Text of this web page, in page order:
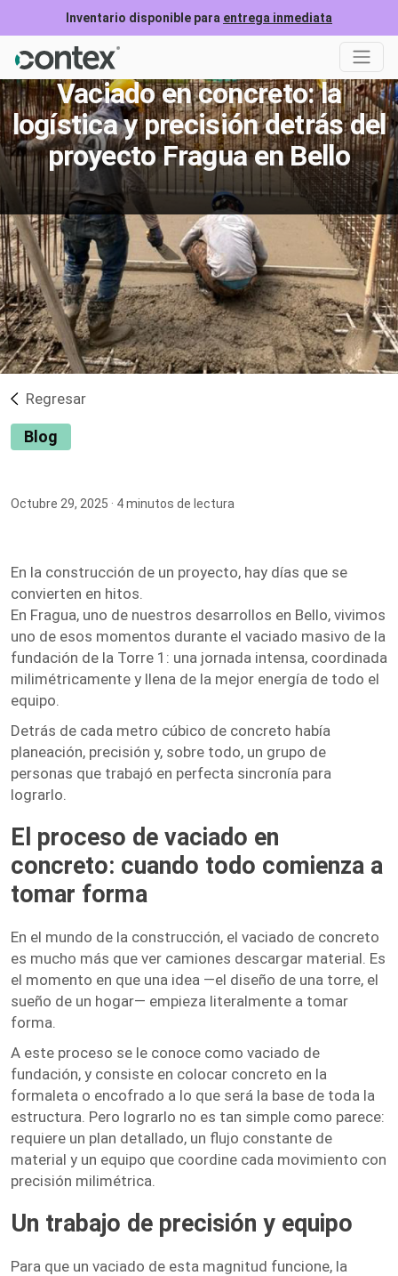
Inventario disponible para entrega inmediata
Vaciado en concreto: la
logística y precisión detrás del
proyecto Fragua en Bello
Regresar
Blog
Octubre 29, 2025 · 4 minutos de lectura
En la construcción de un proyecto, hay días que se
convierten en hitos.
En Fragua, uno de nuestros desarrollos en Bello, vivimos
uno de esos momentos durante el vaciado masivo de la
fundación de la Torre 1: una jornada intensa, coordinada
milimétricamente y llena de la mejor energía de todo el
equipo.
Detrás de cada metro cúbico de concreto había
planeación, precisión y, sobre todo, un grupo de
personas que trabajó en perfecta sincronía para
lograrlo.
El proceso de vaciado en
concreto: cuando todo comienza a
tomar forma
En el mundo de la construcción, el vaciado de concreto
es mucho más que ver camiones descargar material. Es
el momento en que una idea —el diseño de una torre, el
sueño de un hogar— empieza literalmente a tomar
forma.
A este proceso se le conoce como vaciado de
fundación, y consiste en colocar concreto en la
formaleta o encofrado a lo que será la base de toda la
estructura. Pero lograrlo no es tan simple como parece:
requiere un plan detallado, un flujo constante de
material y un equipo que coordine cada movimiento con
precisión milimétrica.
Un trabajo de precisión y equipo
Para que un vaciado de esta magnitud funcione, la